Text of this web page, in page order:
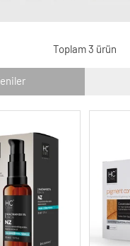
Toplam 3 ürün